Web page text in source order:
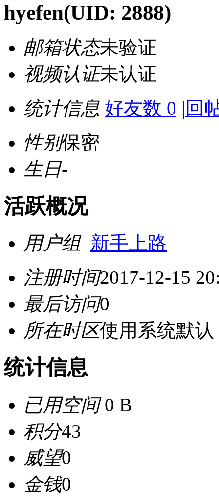
hyefen(UID: 2888)
邮箱状态未验证
视频认证未认证
统计信息 好友数 0 | 回
性别保密
生日-
活跃概况
用户组 新手上路
注册时间2017-12-15
最后访问0
所在时区使用系统默认
统计信息
已用空间0 B
积分43
威望0
金钱0